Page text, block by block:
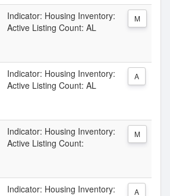
Indicator: Housing Inventory:
Active Listing Count: AL
M
Indicator: Housing Inventory:
Active Listing Count: AL
A
Indicator: Housing Inventory:
Active Listing Count:
M
Indicator: Housing Inventory:
A